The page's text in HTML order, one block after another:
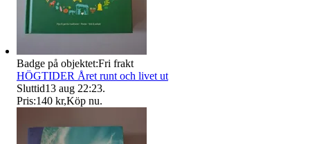
Badge på objektet:Fri frakt
HÖGTIDER Året runt och livet ut
Sluttid13 aug 22:23.
Pris:140 kr,Köp nu.